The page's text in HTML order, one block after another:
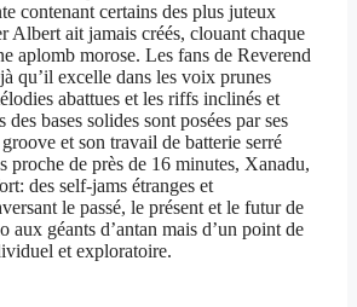
contenant certains des plus juteux
Albert ait jamais créés, clouant chaque
aplomb morose. Les fans de Reverend
qu’il excelle dans les voix prunes
abattues et les riffs inclinés et
des bases solides sont posées par ses
et son travail de batterie serré
proche de près de 16 minutes, Xanadu,
des self-jams étranges et
le passé, le présent et le futur de
aux géants d’antan mais d’un point de
et exploratoire.